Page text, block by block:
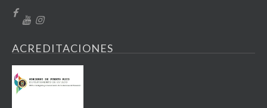
ACREDITACIONES